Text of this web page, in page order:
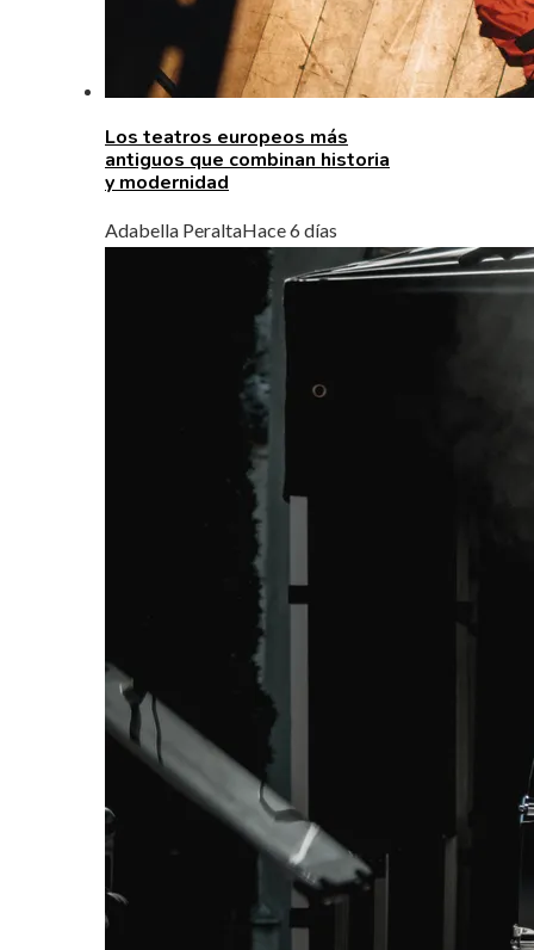
Los teatros europeos más
antiguos que combinan historia
y modernidad
Adabella PeraltaHace 6 días